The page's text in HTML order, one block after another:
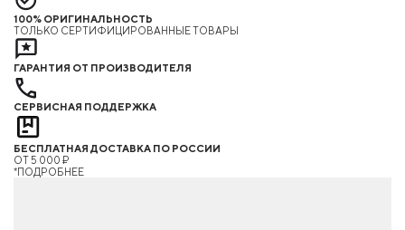
100% ОРИГИНАЛЬНОСТЬ
ТОЛЬКО СЕРТИФИЦИРОВАННЫЕ ТОВАРЫ
ГАРАНТИЯ ОТ ПРОИЗВОДИТЕЛЯ
СЕРВИСНАЯ ПОДДЕРЖКА
БЕСПЛАТНАЯ ДОСТАВКА ПО РОССИИ
ОТ 5 000 ₽
*ПОДРОБНЕЕ